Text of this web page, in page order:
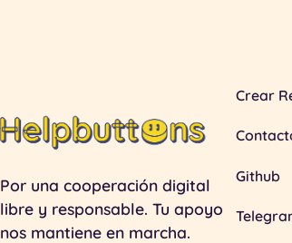
Por una cooperación digital
libre y responsable. Tu apoyo
nos mantiene en marcha.
Crear
Github